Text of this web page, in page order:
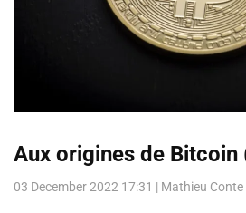
Aux origines de Bitcoin
03 December 2022 17:31 | Mathieu Conte